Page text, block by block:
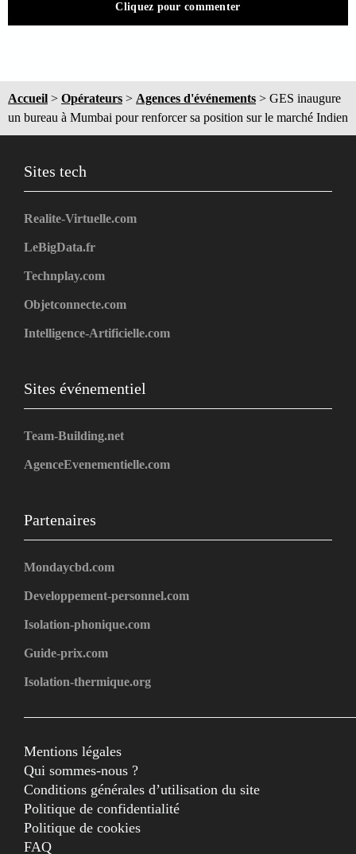
Cliquez pour commenter
Accueil > Opérateurs > Agences d'événements > GES inaugure
un bureau à Mumbai pour renforcer sa position sur le marché Indien
Sites tech
Realite-Virtuelle.com
LeBigData.fr
Technplay.com
Objetconnecte.com
Intelligence-Artificielle.com
Sites événementiel
Team-Building.net
AgenceEvenementielle.com
Partenaires
Mondaycbd.com
Developpement-personnel.com
Isolation-phonique.com
Guide-prix.com
Isolation-thermique.org
Mentions légales
Qui sommes-nous ?
Conditions générales d’utilisation du site
Politique de confidentialité
Politique de cookies
FAQ